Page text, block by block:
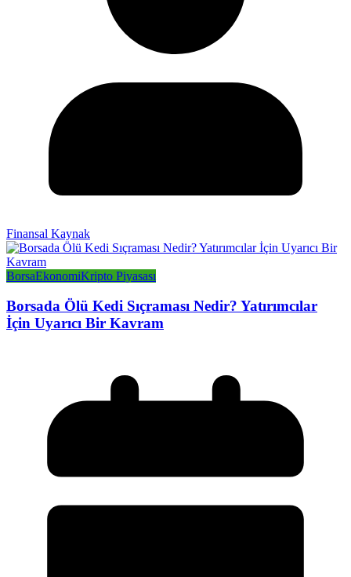
Finansal Kaynak
BorsaEkonomiKripto Piyasası
Borsada Ölü Kedi Sıçraması Nedir? Yatırımcılar
İçin Uyarıcı Bir Kavram